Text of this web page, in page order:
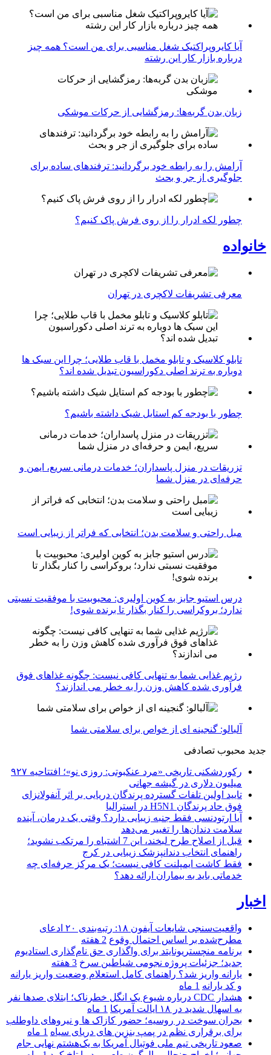
آیا کایروپراکتیک شغل مناسبی برای من است؟ همه چیز
درباره بازار کار این رشته
زبان بدن گربه‌ها: رمزگشایی از حرکات موشکی
آرامش را به رابطه خود برگردانید: ترفندهای ساده برای
جلوگیری از جر و بحث
چطور لکه ادرار را از روی فرش پاک کنیم؟
خانواده
معرفی تشریفات لاکچری در تهران
تابلو کلاسیک و تابلو مخمل با قاب طلایی؛ چرا این سبک ها
دوباره به ترند اصلی دکوراسیون تبدیل شده اند؟
چطور با بودجه کم استایل شیک داشته باشیم؟
تزریقات در منزل پاسداران؛ خدمات درمانی سریع، ایمن و
حرفه‌ای در منزل شما
مبل راحتی و سلامت بدن؛ انتخابی که فراتر از زیبایی است
درس استیو جابز به کوین اولیری: محبوبیت با موفقیت نسبتی
ندارد؛ بروکراسی را کنار بگذار تا برنده شوی!
رژیم غذایی شما به تنهایی کافی نیست: چگونه غذاهای فوق
فرآوری شده کاهش وزن را به خطر می اندازند؟
آلبالو: گنجینه ای از خواص برای سلامتی شما
جدید محبوب تصادفی
رکوردشکنی تاریخی «مرد عنکبوتی: روزی نو»؛ افتتاحیه ۹۲۷
میلیون دلاری در گیشه جهانی
تایید اولین تلفات گسترده پرندگان دریایی بر اثر آنفولانزای
فوق حاد پرندگان H5N1 در استرالیا
آیا ارتودنسی فقط جنبه زیبایی دارد؟ وقتی یک درمان، آینده
سلامت دندان‌ها را تغییر می‌دهد
قبل از اصلاح طرح لبخند، این 7 اشتباه را مرتکب نشوید؛
راهنمای انتخاب دندانپزشک زیبایی در کرج
فقط کاشت ایمپلنت کافی نیست؛ یک مرکز حرفه‌ای چه
خدماتی باید به بیماران ارائه دهد؟
اخبار
واقعیت‌سنجی شایعات آیفون ۱۸: رتبه‌بندی ۲۰ ادعای
مطرح‌شده بر اساس احتمال وقوع 2 هفته
برنامه منچستریونایتد برای واگذاری حق نام‌گذاری استادیوم
جدید؛ جزئیات پروژه نجومی شیاطین سرخ 3 هفته
یارانه واریز شد؟ راهنمای کامل استعلام وضعیت واریز یارانه
و کد یارانه 1 ماه
هشدار CDC درباره شیوع یک انگل خطرناک؛ ابتلای صدها نفر
به اسهال شدید در ۱۸ ایالت آمریکا
1 ماه
بحران سوخت در روسیه؛ حضور کازاک‌ ها و نیروهای داوطلب
برای برقراری نظم در پمپ بنزین‌ های دریای سیاه 1 ماه
صعود تاریخی تیم ملی فوتبال آمریکا به یک‌هشتم نهایی جام